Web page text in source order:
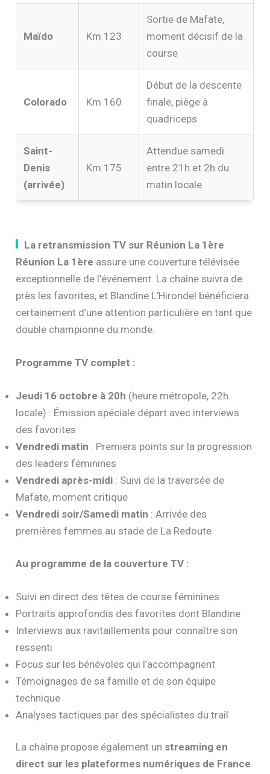
Maïdo Km 123
Sortie de Mafate,
moment décisif de la
course
Colorado Km 160
Début de la descente
finale, piège à
quadriceps
Saint-
Denis
(arrivée)
Km 175
Attendue samedi
entre 21h et 2h du
matin locale
La retransmission TV sur Réunion La 1ère
Réunion La 1ère assure une couverture télévisée
exceptionnelle de l’événement. La chaîne suivra de
près les favorites, et Blandine L’Hirondel bénéficiera
certainement d’une attention particulière en tant que
double championne du monde.
Programme TV complet :
Jeudi 16 octobre à 20h (heure métropole, 22h
locale) : Émission spéciale départ avec interviews
des favorites
Vendredi matin : Premiers points sur la progression
des leaders féminines
Vendredi après-midi : Suivi de la traversée de
Mafate, moment critique
Vendredi soir/Samedi matin : Arrivée des
premières femmes au stade de La Redoute
Au programme de la couverture TV :
Suivi en direct des têtes de course féminines
Portraits approfondis des favorites dont Blandine
Interviews aux ravitaillements pour connaître son
ressenti
Focus sur les bénévoles qui l’accompagnent
Témoignages de sa famille et de son équipe
technique
Analyses tactiques par des spécialistes du trail
La chaîne propose également un streaming en
direct sur les plateformes numériques de France